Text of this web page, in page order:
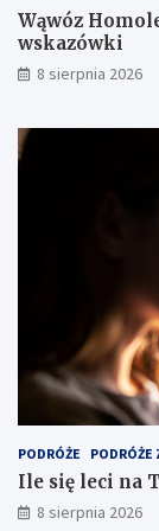
s
y
i
w
o
k
w
k
i
Wąwóz
wskazówki
8 sierpnia 2026
PODRÓŻE PODRÓŻE
Ile się leci na
8 sierpnia 2026